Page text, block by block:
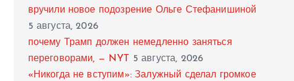
вручили новое подозрение Ольге Стефанишиной
5 августа, 2026
почему Трамп должен немедленно заняться
переговорами, — NYT
5 августа, 2026
«Никогда не вступим»: Залужный сделал громкое